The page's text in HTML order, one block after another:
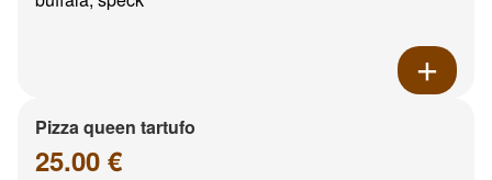
Pizza queen tartufo
25.00 €